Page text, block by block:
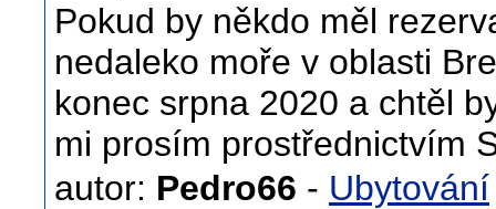
Pokud by někdo měl
nedaleko moře v oblasti
konec srpna 2020 a chtěl
mi prosím prostřednictvím
autor: Pedro66 - Ubytování